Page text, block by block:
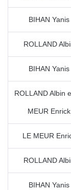
BIHAN Yanis
ROLLAND
BIHAN Yanis
ROLLAND Albin
MEUR Enrick
LE MEUR
ROLLAND
BIHAN Yanis